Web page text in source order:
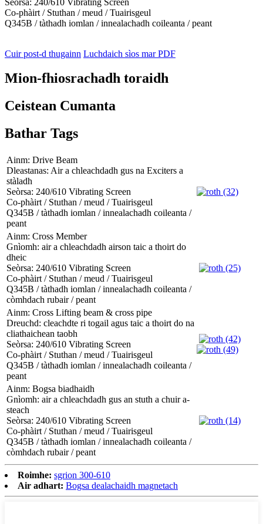
Co-phàirt / Stuthan / meud / Tuairisgeul
Q345B / tàthadh iomlan / innealachadh coileanta / peant
Cuir post-d thugainn Luchdaich sìos mar PDF
Mion-fhiosrachadh toraidh
Ceistean Cumanta
Bathar Tags
Ainm: Drive Beam
Dleastanas: Air a chleachdadh gus na Exciters a
stàladh
Seòrsa: 240/610 Vibrating Screen
Co-phàirt / Stuthan / meud / Tuairisgeul
Q345B / tàthadh iomlan / innealachadh coileanta /
peant
Ainm: Cross Member
Gnìomh: air a chleachdadh airson taic a thoirt do
dheic
Seòrsa: 240/610 Vibrating Screen
Co-phàirt / Stuthan / meud / Tuairisgeul
Q345B / tàthadh iomlan / innealachadh coileanta /
còmhdach rubair / peant
Ainm: Cross Lifting beam & cross pipe
Dreuchd: cleachdte ri togail agus taic a thoirt do na
cliathaichean taobh
Seòrsa: 240/610 Vibrating Screen
Co-phàirt / Stuthan / meud / Tuairisgeul
Q345B / tàthadh iomlan / innealachadh coileanta /
peant
Ainm: Bogsa biadhaidh
Gnìomh: air a chleachdadh gus an stuth a chuir a-
steach
Seòrsa: 240/610 Vibrating Screen
Co-phàirt / Stuthan / meud / Tuairisgeul
Q345B / tàthadh iomlan / innealachadh coileanta /
còmhdach rubair / peant
Roimhe: sgrion 300-610
Air adhart: Bogsa dealachaidh magnetach